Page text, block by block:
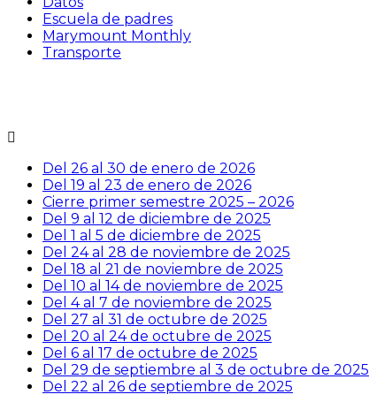
Escuela de padres
Marymount Monthly
Transporte
Del 26 al 30 de enero de 2026
Del 19 al 23 de enero de 2026
Cierre primer semestre 2025 – 2026
Del 9 al 12 de diciembre de 2025
Del 1 al 5 de diciembre de 2025
Del 24 al 28 de noviembre de 2025
Del 18 al 21 de noviembre de 2025
Del 10 al 14 de noviembre de 2025
Del 4 al 7 de noviembre de 2025
Del 27 al 31 de octubre de 2025
Del 20 al 24 de octubre de 2025
Del 6 al 17 de octubre de 2025
Del 29 de septiembre al 3 de octubre de 2025
Del 22 al 26 de septiembre de 2025